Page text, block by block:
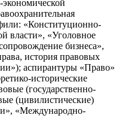
«Конституционно-
власти», «Уголовное
бизнеса»,
история правовых
аспирантуры «Право»
исторические
(государственно-
(цивилистические)
«Международно-